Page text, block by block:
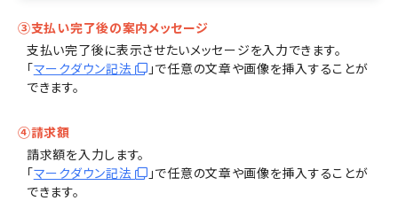
③支払い完了後の案内メッセージ
支払い完了後に表示させたいメッセージを入力できます。
「マークダウン記法
」で任意の文章や画像を挿入することが
できます。
④請求額
請求額を入力します。
「マークダウン記法
」で任意の文章や画像を挿入することが
できます。